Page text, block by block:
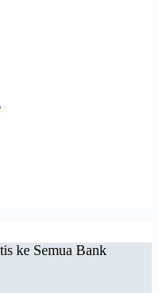
ke Semua Bank